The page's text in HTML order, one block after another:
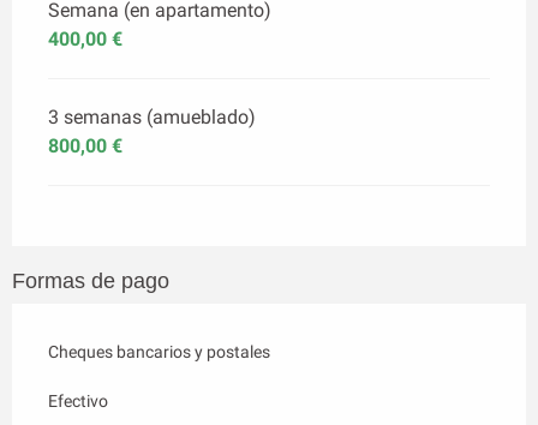
Semana (en apartamento)
400,00 €
3 semanas (amueblado)
800,00 €
Formas de pago
Cheques bancarios y postales
Efectivo